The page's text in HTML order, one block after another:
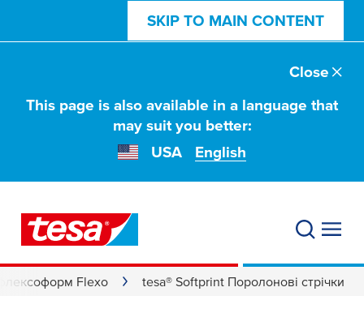
SKIP TO MAIN CONTENT
This page is also available in a language that
may suit you better:
USA
English
Close
Flexo tesa® Softprint Поролонові стрічки